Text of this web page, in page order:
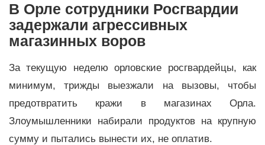
В Орле сотрудники Росгвардии
задержали агрессивных
магазинных воров
За текущую неделю орловские росгвардейцы, как
минимум, трижды выезжали на вызовы, чтобы
предотвратить кражи в магазинах Орла.
Злоумышленники набирали продуктов на крупную
сумму и пытались вынести их, не оплатив.